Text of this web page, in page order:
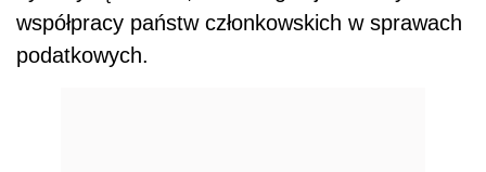
współpracy państw członkowskich w sprawach
podatkowych.